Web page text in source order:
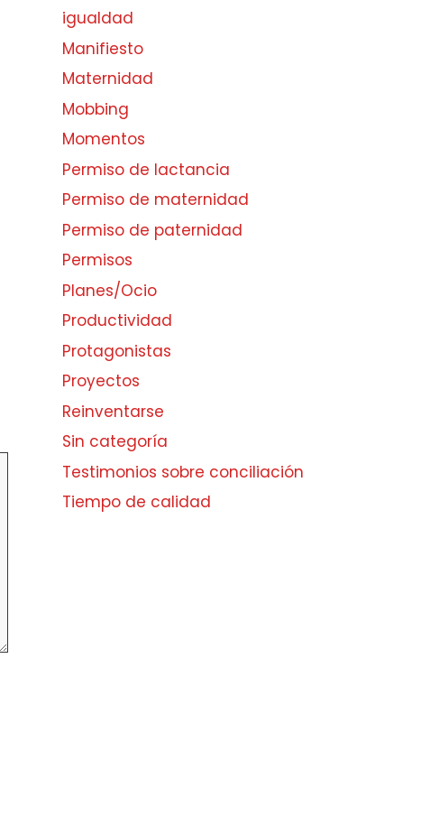
igualdad
Manifiesto
Maternidad
Mobbing
Momentos
Permiso de lactancia
Permiso de maternidad
Permiso de paternidad
Permisos
Planes/Ocio
Productividad
Protagonistas
Proyectos
Reinventarse
Sin categoría
Testimonios sobre conciliación
Tiempo de calidad